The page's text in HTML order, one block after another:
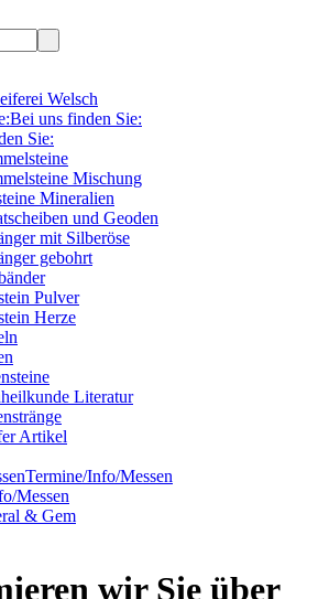
Welsch
Bei uns finden Sie:
Sie:
Mischung
Mineralien
und Geoden
mit Silberöse
gebohrt
Pulver
Herze
Literatur
Artikel
Termine/Info/Messen
Messen
& Gem
wir Sie über